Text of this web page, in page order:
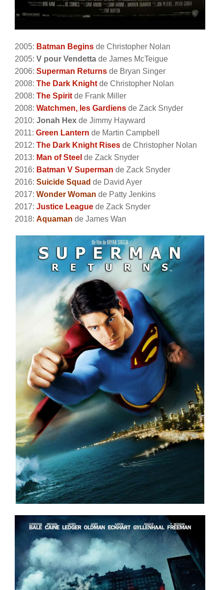
2005: Batman Begins de Christopher Nolan
2005: V pour Vendetta de James McTeigue
2006: Superman Returns de Bryan Singer
2008: The Dark Knight de Christopher Nolan
2008: The Spirit de Frank Miller
2008: Watchmen, les Gardiens de Zack Snyder
2010: Jonah Hex de Jimmy Hayward
2011: Green Lantern de Martin Campbell
2012: The Dark Knight Rises de Christopher Nolan
2013: Man of Steel de Zack Snyder
2016: Batman V Superman de Zack Snyder
2016: Suicide Squad de David Ayer
2017: Wonder Woman de Patty Jenkins
2017: Justice League de Zack Snyder
2018: Aquaman de James Wan